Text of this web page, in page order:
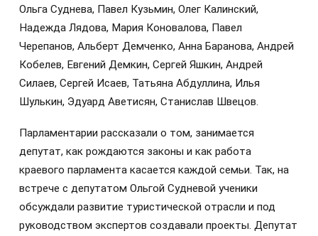
Ольга Суднева, Павел Кузьмин, Олег Калинский,
Надежда Лядова, Мария Коновалова, Павел
Черепанов, Альберт Демченко, Анна Баранова, Андрей
Кобелев, Евгений Демкин, Сергей Яшкин, Андрей
Силаев, Сергей Исаев, Татьяна Абдуллина, Илья
Шулькин, Эдуард Аветисян, Станислав Швецов.
Парламентарии рассказали о том, занимается
депутат, как рождаются законы и как работа
краевого парламента касается каждой семьи. Так, на
встрече с депутатом Ольгой Судневой ученики
обсуждали развитие туристической отрасли и под
руководством экспертов создавали проекты. Депутат